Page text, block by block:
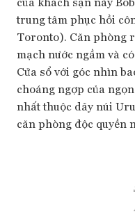
trung tâm phục hồi
Toronto). Căn phòng
mạch nước ngầm và
Cửa sổ với góc nhìn
choáng ngợp của
nhất thuộc dãy núi
căn phòng độc quyền